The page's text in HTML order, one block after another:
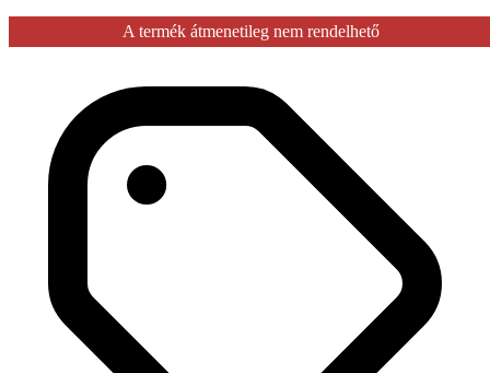
A termék átmenetileg nem rendelhető